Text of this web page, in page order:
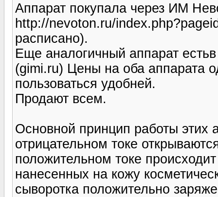
Аппарат покупала через ИМ
http://nevoton.ru/
расписано).
Еще аналогичный аппарат
(gimi.ru) Цены на оба аппарата
пользоваться удобней.
Продают всем.
Основной принцип работы этих
отрицательном токе
положительном токе
нанесенных на кожу
сыворотка положительно